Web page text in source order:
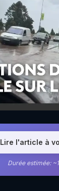
Lire l'article à
Durée estimée: